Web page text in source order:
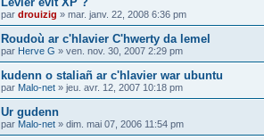
par drouizig » mar. janv. 22, 2008 6:36 pm
Roudoù ar c'hlavier C'hwerty da lemel
par Herve G » ven. nov. 30, 2007 2:29 pm
kudenn o staliañ ar c'hlavier war ubuntu
par Malo-net » jeu. avr. 12, 2007 10:18 pm
Ur gudenn
par Malo-net » dim. mai 07, 2006 11:54 pm